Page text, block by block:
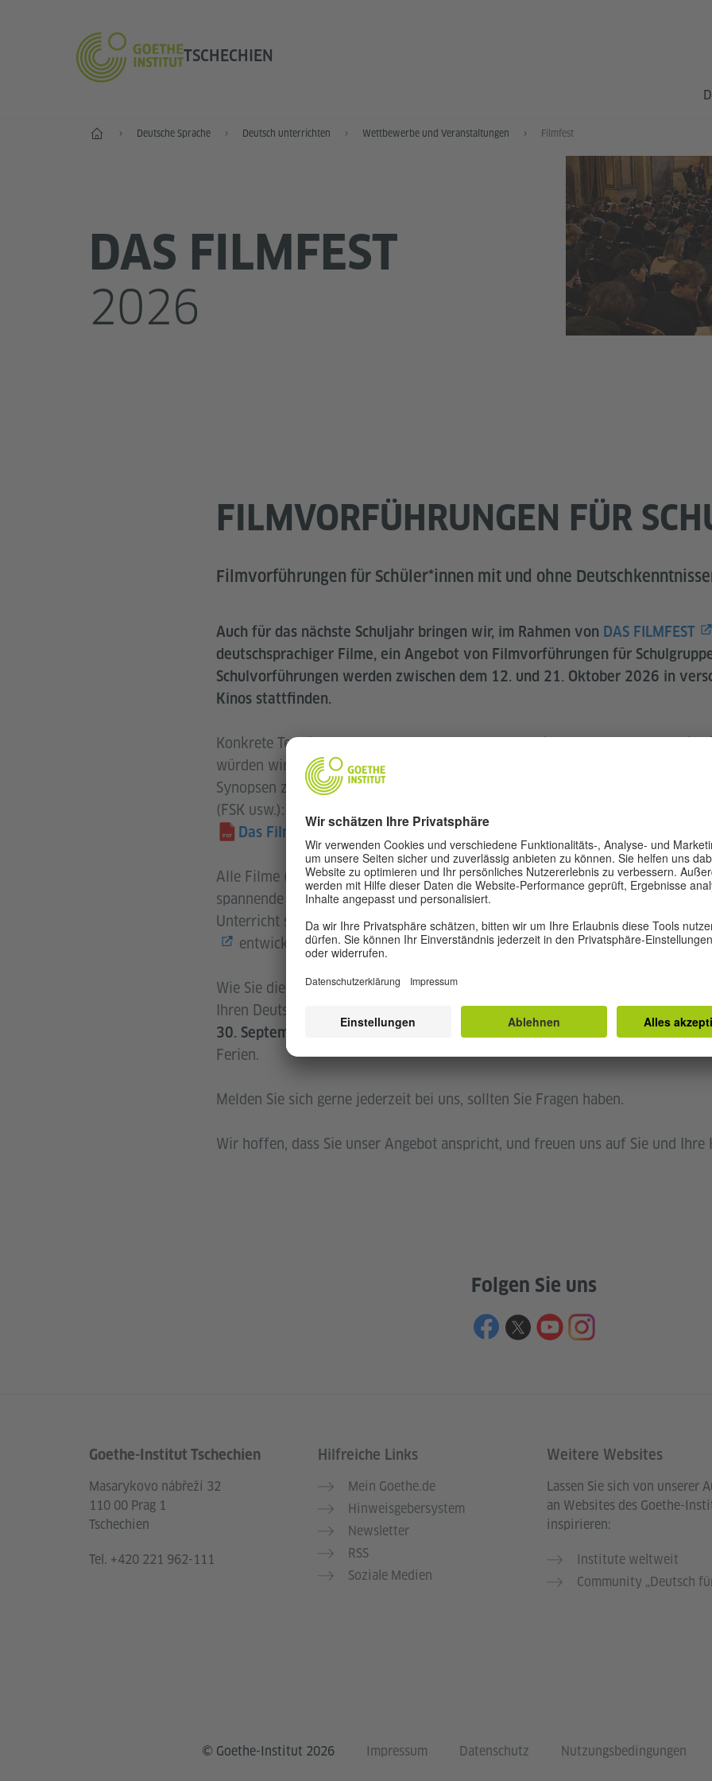
TSCHECHIEN
Start Deutsche Sprache Deutsch unterrichten Wettbewerbe und Veranstaltungen Filmfest
DAS FILMFEST
2026
FILMVORFÜHRUNGEN FÜR
Filmvorführungen für Schüler*innen mit und ohne
Auch für das nächste Schuljahr bringen wir, im Rahmen von DAS FILMFEST
deutschsprachiger Filme, ein Angebot von Filmvorführungen für
Schulvorführungen werden zwischen dem 12. und 21. Oktober 2026 in
Kinos stattfinden.
Konkrete Termine und Veranstaltungsorte werden wir nach den
würden wir Ihnen gerne die Filme selbst vorstellen. Unter dem folgenden Link
Synopsen zu allen angebotenen Filmen, zusammen mit Filmtrailern und
(FSK usw.):
Das Filmprogramm für Schulen - DAS FILMFEST
Alle Filme (abgesehen vonPlanet Willy) verfügen über tschechische Untertitel
spannende Themen für alle Altersgruppen mit. Für eine einfachere
Unterricht stellen wir Ihnen spezielleUnterrichtsunterlagen, die wir
entwickelt haben, zur Verfügung.
Wie Sie diese Arbeitsblätter in Ihrem Unterricht einsetzen können und wo Sie
Ihren Deutschunterricht finden, stellen wir Ihnen außerdem in zweiOnline-
30. September jeweils von 16 bis 17 Uhr vor . Die Einladungen dazu erhalten
Ferien.
Melden Sie sich gerne jederzeit bei uns, sollten Sie Fragen haben.
Wir hoffen, dass Sie unser Angebot anspricht, und freuen uns auf Sie und Ihre
Folgen Sie uns
Service- und Informationsbereich
Goethe-Institut Tschechien
Masarykovo nábřeží 32
110 00 Prag 1
Tschechien
Tel. +420 221 962-111
Hilfreiche Links
Mein Goethe.de
Hinweisgebersystem
Newsletter
RSS
Soziale Medien
Weitere Websites
Lassen Sie sich von unserer
an Websites des Goethe-
inspirieren:
Institute weltweit
Community „Deutsch
© Goethe-Institut 2026 Impressum Datenschutz Nutzungsbedingungen